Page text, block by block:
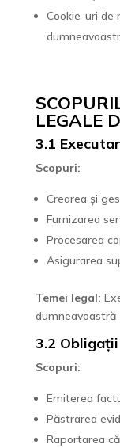
Cookie-uri de
LEGALE
3.1
Scopuri:
Crearea și
Furnizarea
Procesarea
Asigurarea
Temei legal:
dumneavoastră
3.2
Scopuri:
Emiterea
Păstrarea
Raportarea